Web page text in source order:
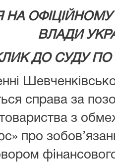
ОФІЦІЙНОМУ
ВЛАДИ
ДО СУДУ ПО
справа за
з
про